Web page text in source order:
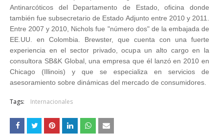
Antinarcóticos del Departamento de Estado, oficina donde
también fue subsecretario de Estado Adjunto entre 2010 y 2011.
Entre 2007 y 2010, Nichols fue "número dos" de la embajada de
EE.UU. en Colombia. Brewster, que cuenta con una fuerte
experiencia en el sector privado, ocupa un alto cargo en la
consultora SB&K Global, una empresa que él lanzó en 2010 en
Chicago (Illinois) y que se especializa en servicios de
asesoramiento sobre dinámicas del mercado de consumidores.
Tags: Internacionales